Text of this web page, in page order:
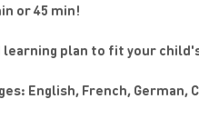
or 45 min!
learning plan to fit your
English, French,